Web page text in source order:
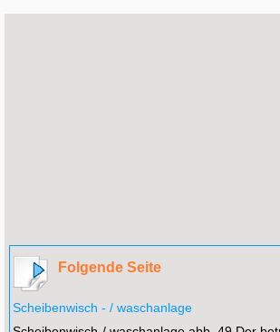
Folgende Seite
Scheibenwisch - / waschanlage